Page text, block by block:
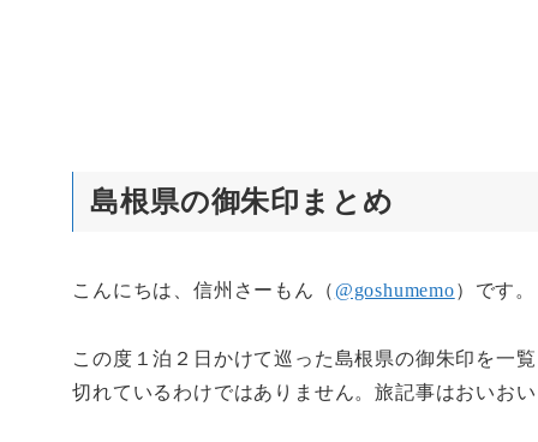
島根県の御朱印まとめ
こんにちは、信州さーもん（ @goshumemo）です。
この度１泊２日かけて巡った島根県の御朱印を一
切れているわけではありません。旅記事はおいお